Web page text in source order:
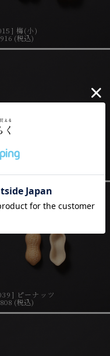
梅(小)
(税込)
こいのぼり(水色)
ピーナッツ
(税込)